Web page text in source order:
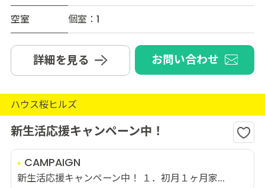
空室
個室：1
詳細を見る お問い合わせ
ハウス桜ヒルズ
新生活応援キャンペーン中！
CAMPAIGN
新生活応援キャンペーン中！ １．初月１ヶ月家...